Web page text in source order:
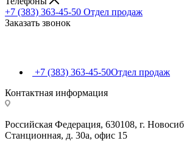
+7 (383) 363-45-50 Отдел продаж
Заказать звонок
+7 (383) 363-45-50Отдел продаж
Контактная информация
Российская Федерация, 630108, г.
Станционная, д. 30а, офис 15